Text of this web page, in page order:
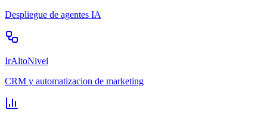
Despliegue de agentes IA
IrAltoNivel
CRM y automatizacion de marketing